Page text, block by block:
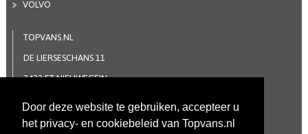
Door deze website te gebruiken, accepteer u
het privacy- en cookiebeleid van Topvans.nl
VOLVO
TOPVANS.NL
DE LIERSESCHANS 11
3432 ET NIEUWEGEIN
030 - 76 333 22
INFO@TOPVANS.NL